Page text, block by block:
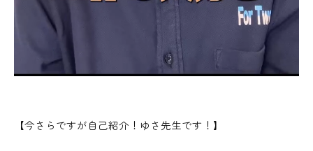
【今さらですが自己紹介！ゆさ先生です！】